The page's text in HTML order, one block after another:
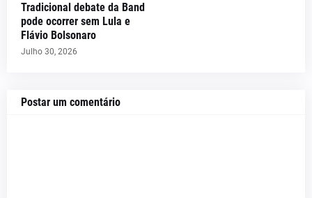
Tradicional debate da Band
pode ocorrer sem Lula e
Flávio Bolsonaro
Julho 30, 2026
Postar um comentário